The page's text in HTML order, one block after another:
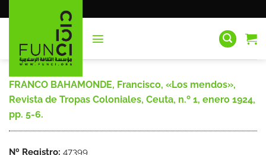
al
FRANCO BAHAMONDE, Francisco, «Los mendos»,
Revista de Tropas Coloniales, Ceuta, n.º 1, enero 1924,
pp. 5-6.
Nº Registro: 47399